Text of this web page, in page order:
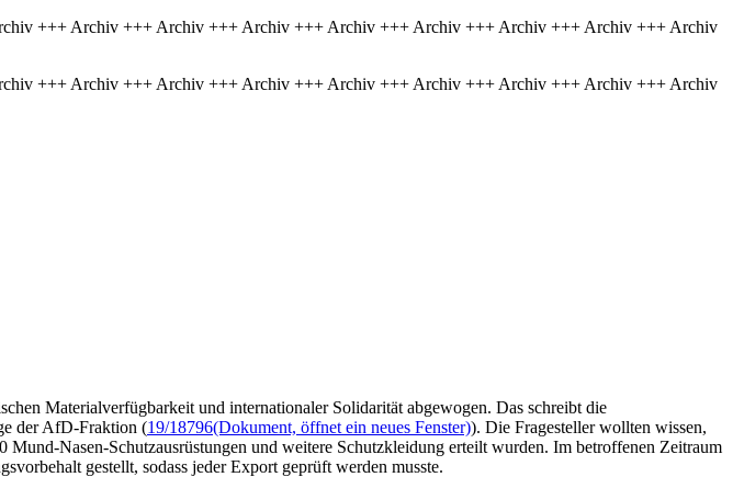
+++ Archiv +++ Archiv +++ Archiv +++ Archiv +++ Archiv +++ Archiv +++ Archiv +++ Archiv
+++ Archiv +++ Archiv +++ Archiv +++ Archiv +++ Archiv +++ Archiv +++ Archiv +++ Archiv
Materialverfügbarkeit und internationaler Solidarität abgewogen. Das schreibt die
der AfD-Fraktion (19/18796(Dokument, öffnet ein neues Fenster)). Die Fragesteller wollten wissen,
Nasen-Schutzausrüstungen und weitere Schutzkleidung erteilt wurden. Im betroffenen Zeitraum
gestellt, sodass jeder Export geprüft werden musste.